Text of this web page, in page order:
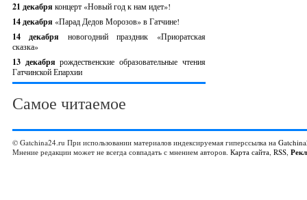
21 декабря концерт «Новый год к нам идет»!
14 декабря «Парад Дедов Морозов» в Гатчине!
14 декабря новогодний праздник «Приоратская
сказка»
13 декабрярождественские образовательные чтения
Гатчинской Епархии
Самое читаемое
© Gatchina24.ru При использовании материалов индексируемая гиперссылка на
Мнение редакции может не всегда совпадать с мнением авторов. Карта сайта, RSS,